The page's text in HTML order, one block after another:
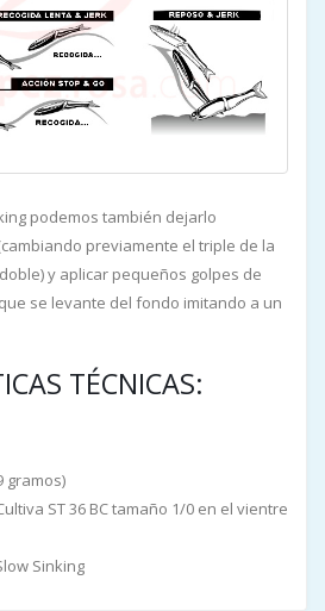
podemos también dejarlo
previamente el triple de la
y aplicar pequeños golpes de
se levante del fondo imitando a un
TÉCNICAS:
gramos)
ST 36 BC tamaño 1/0 en el vientre
Sinking